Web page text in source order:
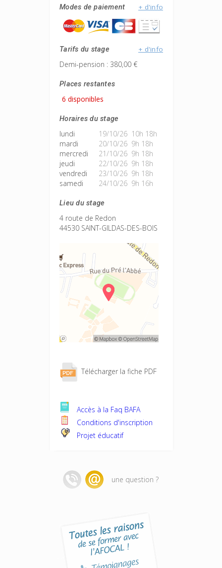
Modes de paiement + d'info
Tarifs du stage + d'info
Demi-pension : 380,00 €
Places restantes
6 disponibles
Horaires du stage
lundi
19/10/26 10h 18h
mardi
20/10/26 9h 18h
mercredi
21/10/26 9h 18h
jeudi
22/10/26 9h 18h
vendredi
23/10/26 9h 18h
samedi
24/10/26 9h 16h
Lieu du stage
4 route de Redon
44530 SAINT-GILDAS-DES-BOIS
Télécharger la fiche PDF
Accès à la Faq BAFA
Conditions d'inscription
Projet éducatif
une question ?